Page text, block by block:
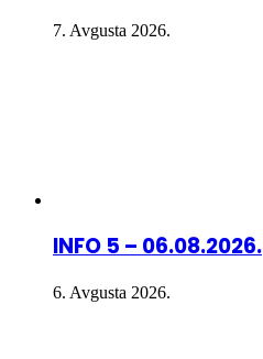
7. Avgusta 2026.
INFO 5 – 06.08.2026.
6. Avgusta 2026.